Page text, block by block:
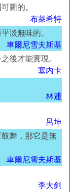
圖的。
布萊希特
淡無味的。
車爾尼雪夫斯基
後才能實現。
塞內卡
林逋
呂坤
舞，那它是無
車爾尼雪夫斯基
李大釗